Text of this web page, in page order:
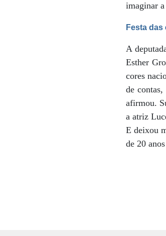
imaginar
Festa das
A
Esther
cores
de
afirmou.
a atriz
E deixou
de 20